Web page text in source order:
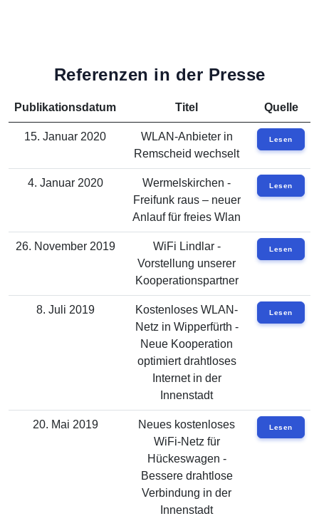
Referenzen in der Presse
Publikationsdatum Titel Quelle
15. Januar 2020
WLAN-Anbieter in
Remscheid wechselt
Lesen
4. Januar 2020
Wermelskirchen -
Freifunk raus – neuer
Anlauf für freies Wlan
Lesen
26. November 2019
WiFi Lindlar -
Vorstellung unserer
Kooperationspartner
Lesen
8. Juli 2019
Kostenloses WLAN-
Netz in Wipperfürth -
Neue Kooperation
optimiert drahtloses
Internet in der
Innenstadt
Lesen
20. Mai 2019
Neues kostenloses
WiFi-Netz für
Hückeswagen -
Bessere drahtlose
Verbindung in der
Innenstadt
Lesen